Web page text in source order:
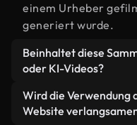
einem Urheber
generiert wurde.
Beinhaltet diese
oder KI-Videos?
Beides. Es handelt
aus realen, von
Wird die Verwendung
Website